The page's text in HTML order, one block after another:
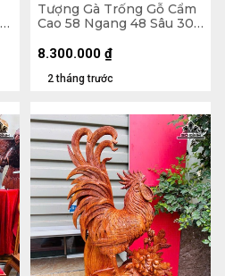
Tượng Gà Trống Gỗ Cẩm
Cao 58 Ngang 48 Sâu 30
2 tháng trước
8.300.000 ₫